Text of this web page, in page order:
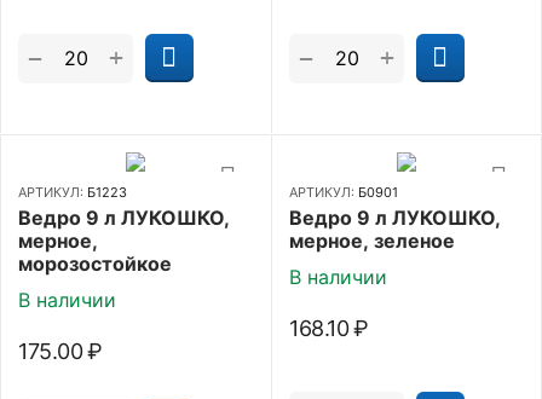
+
− +
−
АРТИКУЛ: Б1223
Ведро 9 л ЛУКОШКО,
мерное,
морозостойкое
В наличии
175.00₽
АРТИКУЛ: Б0901
Ведро 9 л ЛУКОШКО,
мерное, зеленое
В наличии
168.10₽